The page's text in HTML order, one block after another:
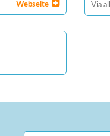
Webseite
Via